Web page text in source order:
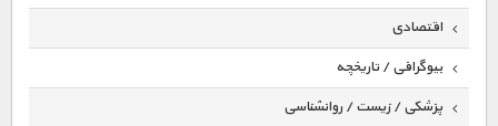
اقتصادی
بیوگرافی / تاریخچه
پزشکی / زیست / روانشناسی